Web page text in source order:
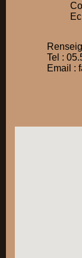
Tel :
Email :